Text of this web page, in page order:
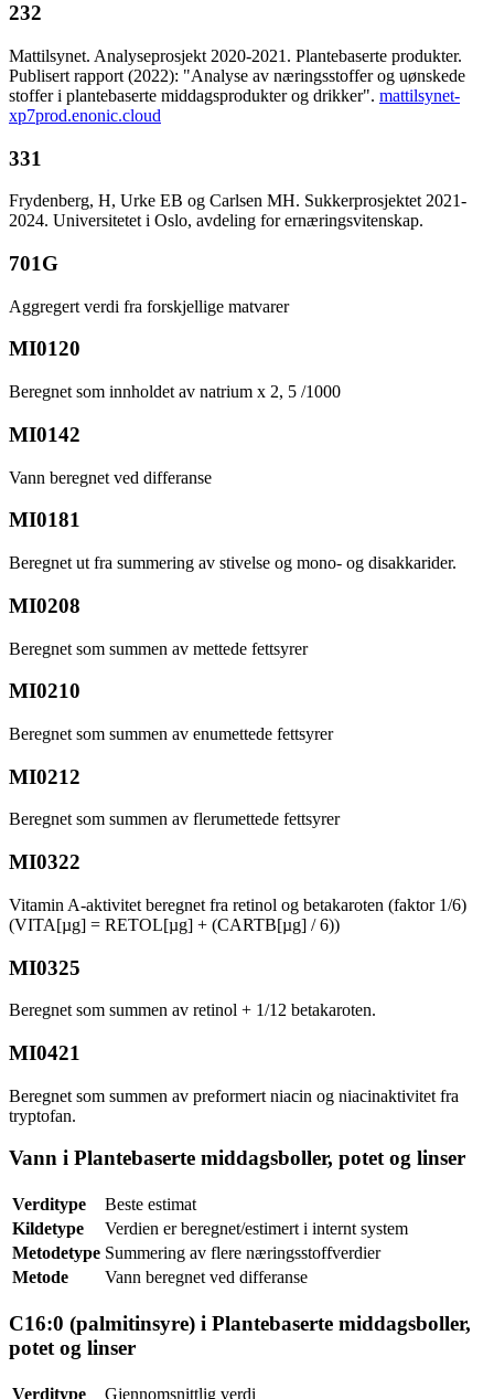
232
Mattilsynet. Analyseprosjekt 2020-2021. Plantebaserte produkter.
Publisert rapport (2022): "Analyse av næringsstoffer og uønskede
stoffer i plantebaserte middagsprodukter og drikker". mattilsynet-
xp7prod.enonic.cloud
331
Frydenberg, H, Urke EB og Carlsen MH. Sukkerprosjektet 2021-
2024. Universitetet i Oslo, avdeling for ernæringsvitenskap.
701G
Aggregert verdi fra forskjellige matvarer
MI0120
Beregnet som innholdet av natrium x 2, 5 /1000
MI0142
Vann beregnet ved differanse
MI0181
Beregnet ut fra summering av stivelse og mono- og disakkarider.
MI0208
Beregnet som summen av mettede fettsyrer
MI0210
Beregnet som summen av enumettede fettsyrer
MI0212
Beregnet som summen av flerumettede fettsyrer
MI0322
Vitamin A-aktivitet beregnet fra retinol og betakaroten (faktor 1/6)
(VITA[µg] = RETOL[µg] + (CARTB[µg] / 6))
MI0325
Beregnet som summen av retinol + 1/12 betakaroten.
MI0421
Beregnet som summen av preformert niacin og niacinaktivitet fra
tryptofan.
Vann i Plantebaserte middagsboller, potet og linser
Verditype
Beste estimat
Kildetype
Verdien er beregnet/estimert i internt system
Metodetype Summering av flere næringsstoffverdier
Metode
Vann beregnet ved differanse
C16:0 (palmitinsyre) i Plantebaserte middagsboller,
potet og linser
Verditype Gjennomsnittlig verdi